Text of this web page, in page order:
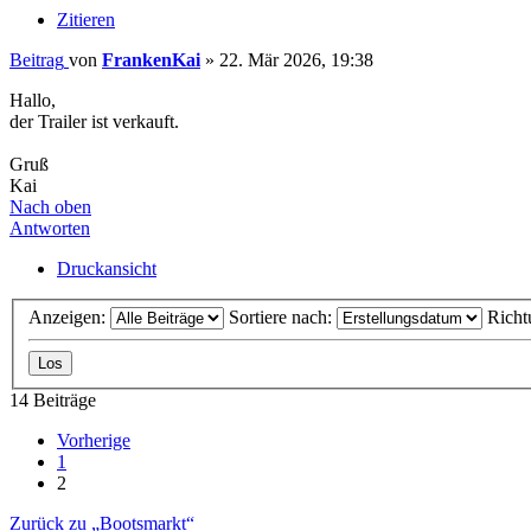
Zitieren
Beitrag von FrankenKai » 22. Mär 2026, 19:38
Hallo,
der Trailer ist verkauft.
Gruß
Kai
Nach oben
Antworten
Druckansicht
Anzeigen: Sortiere nach:
14 Beiträge
Vorherige
1
2
Zurück zu „Bootsmarkt“